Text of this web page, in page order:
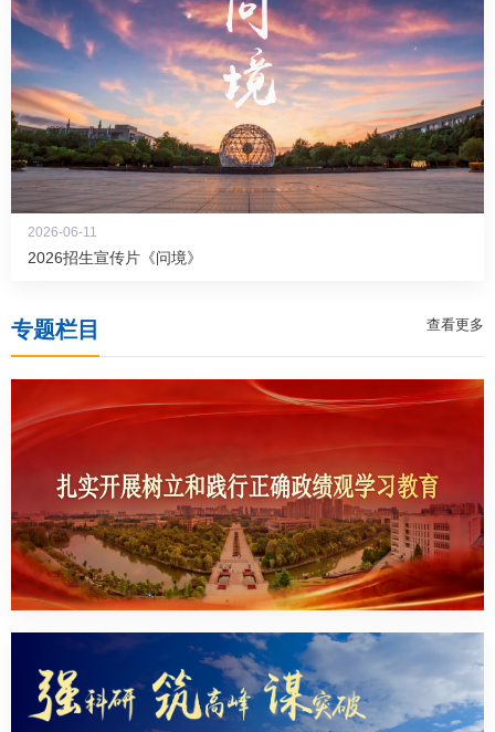
2026-06-11
2026招生宣传片《问境》
专题栏目 查看更多